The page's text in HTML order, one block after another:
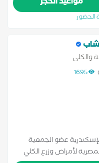
الاسري والتعافي من
للاطفال الاسوياء وغير
والكلي
1695
عضو الجمعية
لأمراض وزرع الكلي